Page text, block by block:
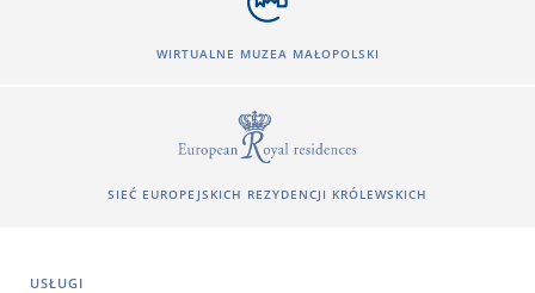
WIRTUALNE MUZEA MAŁOPOLSKI
SIEĆ EUROPEJSKICH REZYDENCJI KRÓLEWSKICH
USŁUGI